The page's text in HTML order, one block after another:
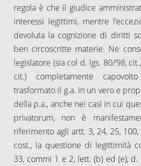
regola è che il giudice
interessi legittimi, mentre
devoluta la cognizione di diritti
ben circoscritte materie. Ne
legislatore (sia col d. lgs. 80/’98,
cit.) completamente
trasformato il g.a. in un vero e
della p.a., anche nei casi in cui
privatorum, non è
riferimento agli artt. 3, 24, 25,
cost., la questione di legittimità
33, commi 1 e 2, lett. (b) ed (e), d.